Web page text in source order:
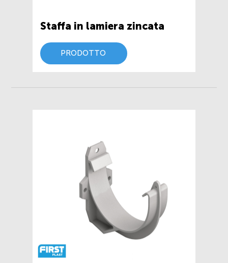
Staffa in lamiera zincata
PRODOTTO